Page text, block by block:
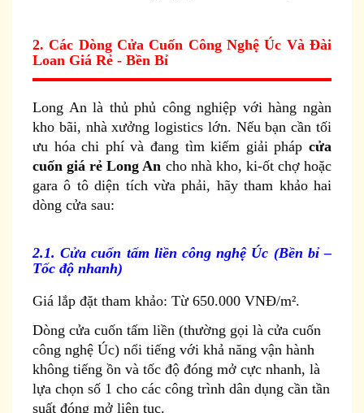
2. Các Dòng Cửa Cuốn Công Nghệ Úc Và Đài
Loan Giá Rẻ - Bền Bỉ
Long An là thủ phủ công nghiệp với hàng ngàn
kho bãi, nhà xưởng logistics lớn. Nếu bạn cần tối
ưu hóa chi phí và đang tìm kiếm giải pháp cửa
cuốn giá rẻ Long An cho nhà kho, ki-ốt chợ hoặc
gara ô tô diện tích vừa phải, hãy tham khảo hai
dòng cửa sau:
2.1. Cửa cuốn tấm liền công nghệ Úc (Bền bỉ –
Tốc độ nhanh)
Giá lắp đặt tham khảo: Từ 650.000 VNĐ/m².
Dòng cửa cuốn tấm liền (thường gọi là cửa cuốn
công nghệ Úc) nổi tiếng với khả năng vận hành
không tiếng ồn và tốc độ đóng mở cực nhanh, là
lựa chọn số 1 cho các công trình dân dụng cần tần
suất đóng mở liên tục.